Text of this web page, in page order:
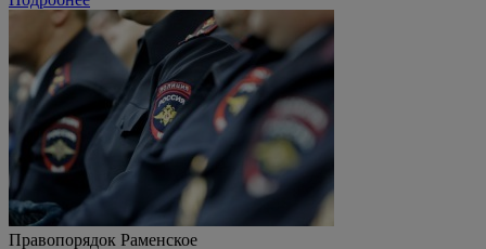
Правопорядок Раменское